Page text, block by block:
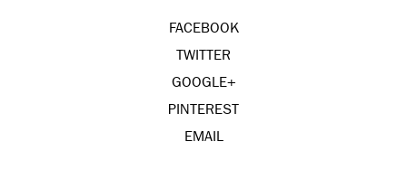
FACEBOOK
TWITTER
GOOGLE+
PINTEREST
EMAIL